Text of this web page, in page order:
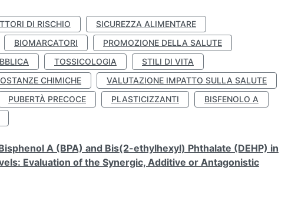
DI RISCHIO
SICUREZZA ALIMENTARE
BIOMARCATORI
PROMOZIONE DELLA SALUTE
TOSSICOLOGIA
STILI DI VITA
CHIMICHE
VALUTAZIONE IMPATTO SULLA SALUTE
PUBERTÀ PRECOCE PLASTICIZZANTI
BISFENOLO A
A (BPA) and Bis(2-ethylhexyl) Phthalate (DEHP) in
Evaluation of the Synergic, Additive or Antagonistic